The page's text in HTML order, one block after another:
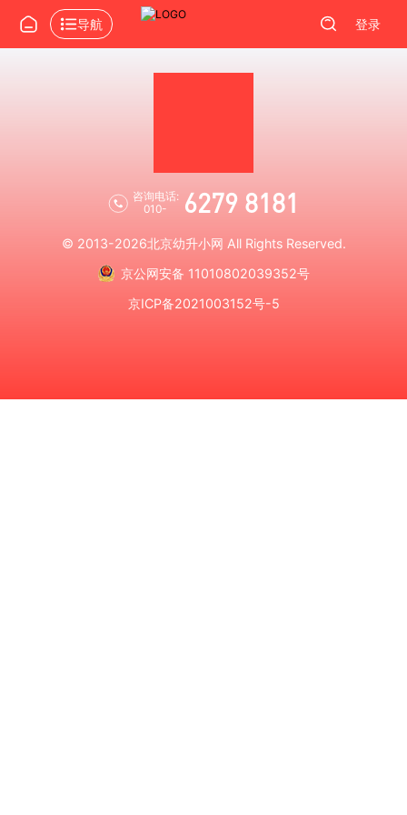
导航 登录
咨询电话:
010-
6279 8181
© 2013-2026北京幼升小网 All Rights Reserved.
京公网安备 11010802039352号
京ICP备2021003152号-5